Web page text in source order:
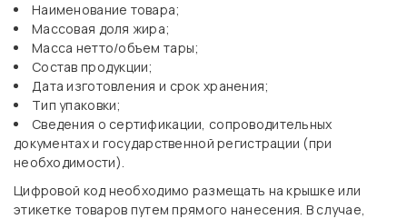
Наименование товара;
Массовая доля жира;
Масса нетто/объем тары;
Состав продукции;
Дата изготовления и срок хранения;
Тип упаковки;
Сведения о сертификации, сопроводительных
документах и государственной регистрации (при
необходимости).
Цифровой код необходимо размещать на крышке или
этикетке товаров путем прямого нанесения. В случае,